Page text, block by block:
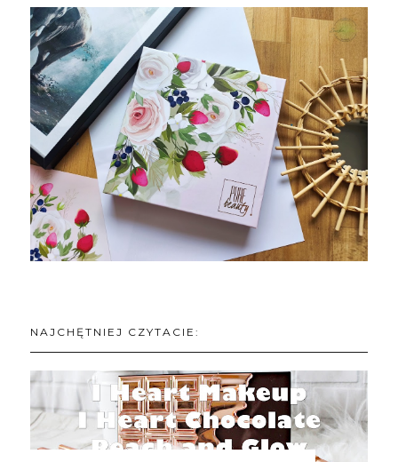
NAJCHĘTNIEJ CZYTACIE: